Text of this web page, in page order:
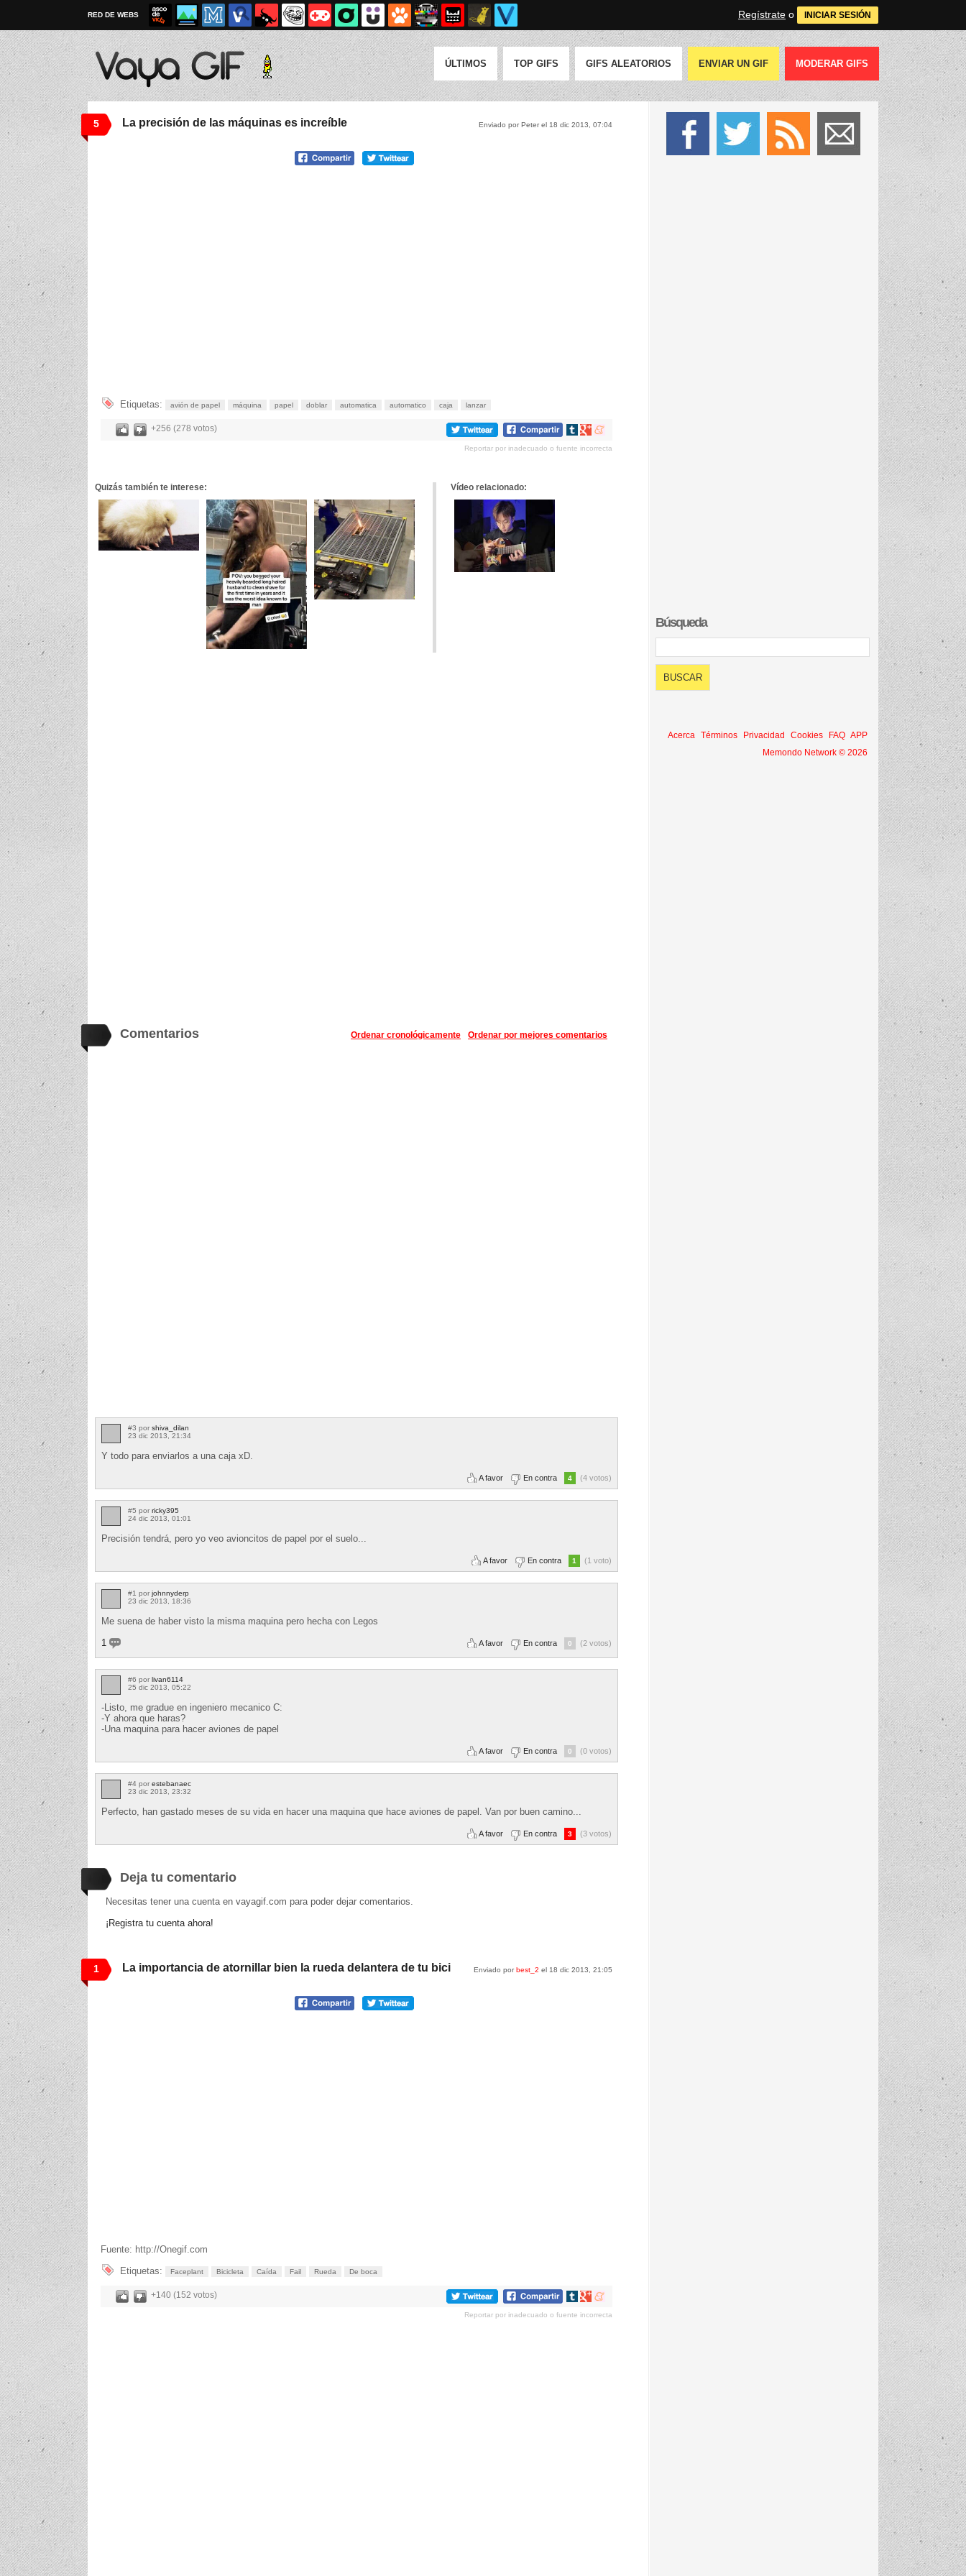
RED DE WEBS Regístrate o INICIAR SESIÓN
ÚLTIMOS TOP GIFS GIFS ALEATORIOS ENVIAR UN GIF MODERAR GIFS
5 Enviado por Peter el 18 dic 2013, 07:04
La precisión de las máquinas es increíble
Etiquetas: avión de papel máquina papel doblar automatica automatico caja lanzar
+256 (278 votos)
Compartir
tumblr
Compartir
Google+
Compartir
meneame
Reportar por inadecuado o fuente incorrecta
Quizás también te interese: Vídeo relacionado:
Comentarios Ordenar por mejores comentarios
Ordenar cronológicamente
#3 por shiva_dilan
23 dic 2013, 21:34
Y todo para enviarlos a una caja xD.
A favor En contra 4 (4 votos)
#5 por ricky395
24 dic 2013, 01:01
Precisión tendrá, pero yo veo avioncitos de papel por el suelo...
A favor En contra 1 (1 voto)
#1 por johnnyderp
23 dic 2013, 18:36
Me suena de haber visto la misma maquina pero hecha con Legos
1
A favor En contra 0 (2 votos)
#6 por livan6114
25 dic 2013, 05:22
-Listo, me gradue en ingeniero mecanico C:
-Y ahora que haras?
-Una maquina para hacer aviones de papel
A favor En contra 0 (0 votos)
#4 por estebanaec
23 dic 2013, 23:32
Perfecto, han gastado meses de su vida en hacer una maquina que hace aviones de papel. Van por buen camino...
A favor En contra 3 (3 votos)
Deja tu comentario
Necesitas tener una cuenta en vayagif.com para poder dejar comentarios.
¡Registra tu cuenta ahora!
1 Enviado porbest_2 el 18 dic 2013, 21:05
La importancia de atornillar bien la rueda delantera de tu bici
Fuente: http://Onegif.com
Etiquetas:
Faceplant Bicicleta Caída Fail Rueda De boca
+140 (152 votos)
Compartir
tumblr
Compartir
Google+
Compartir
meneame
Reportar por inadecuado o fuente incorrecta
Búsqueda
Acerca Términos Privacidad Cookies FAQ APP
Memondo Network © 2026